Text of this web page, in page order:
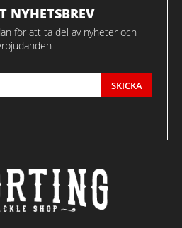
NYHETSBREV
för att ta del av nyheter och
SKICKA